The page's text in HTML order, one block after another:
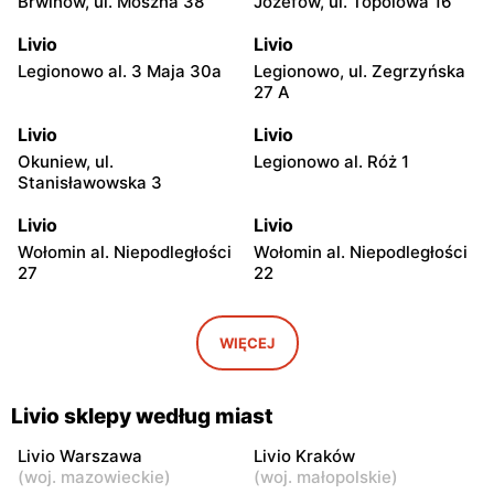
Livio
Legionowo al. 3 Maja 30a
Livio
Legionowo, ul. Zegrzyńska
27 A
Livio
Okuniew, ul.
Stanisławowska 3
Livio
Legionowo al. Róż 1
Livio
Wołomin al. Niepodległości
27
Livio
Wołomin al. Niepodległości
22
Otwock, ul. Warszawska
Livio
Otwock, ul. Wawerska 10
Livio
Wołomin, ul. Szosa
Jadowska 14B
Livio
Batorego 34
WIĘCEJ
Livio sklepy według miast
Livio Warszawa
(woj. mazowieckie)
Livio Kraków
(woj. małopolskie)